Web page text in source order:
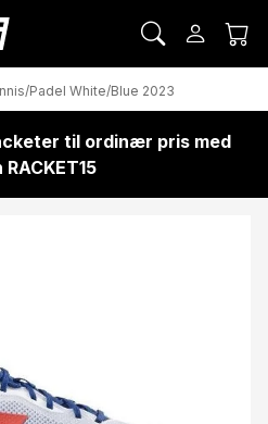
Padel White/Blue 2023
til ordinær pris med
RACKET15